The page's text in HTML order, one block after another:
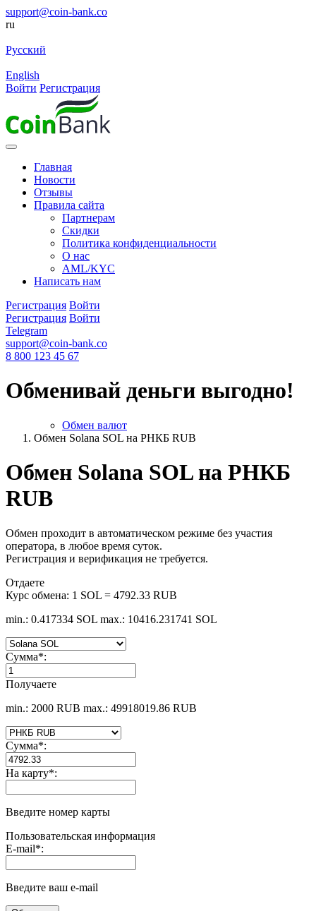
support@coin-bank.co
ru
Русский
English
Войти Регистрация
Главная
Новости
Отзывы
Правила сайта
Партнерам
Скидки
Политика конфиденциальности
О нас
AML/KYC
Написать нам
Регистрация Войти
Регистрация Войти
Telegram
support@coin-bank.co
8 800 123 45 67
Обменивай деньги выгодно!
Обмен валют
Обмен Solana SOL на РНКБ RUB
Обмен Solana SOL на РНКБ
RUB
Обмен проходит в автоматическом режиме без участия
оператора, в любое время суток.
Регистрация и верификация не требуется.
Отдаете
Курс обмена: 1 SOL = 4792.33 RUB
min.: 0.417334 SOL max.: 10416.231741 SOL
Сумма*:
Получаете
min.: 2000 RUB max.: 49918019.86 RUB
Сумма*:
На карту*:
Введите номер карты
Пользовательская информация
E-mail*:
Введите ваш e-mail